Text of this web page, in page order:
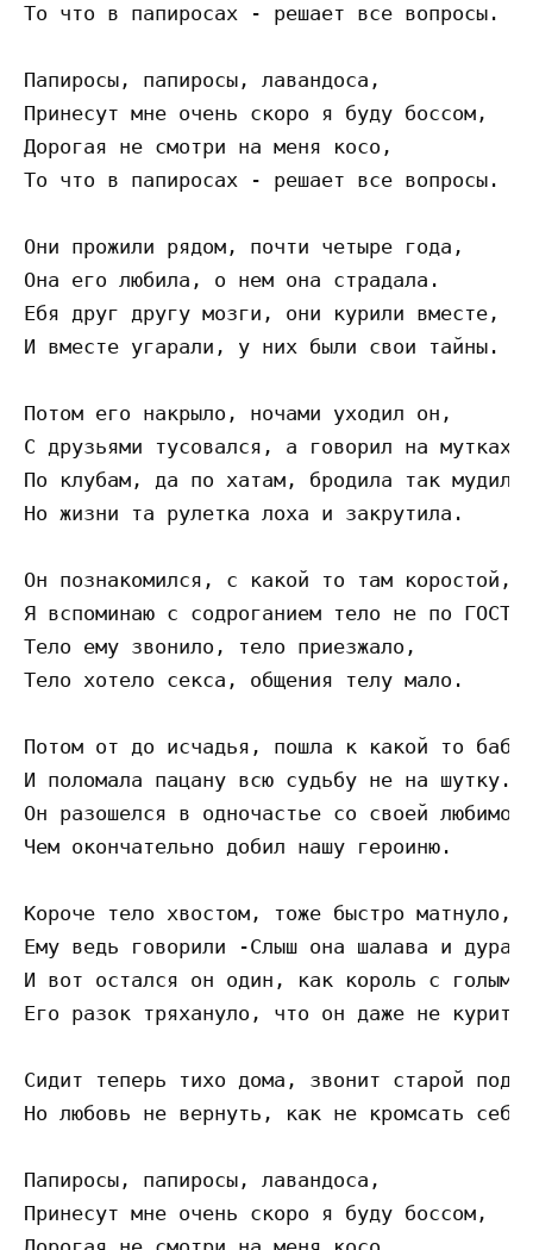
То что в папиросах - решает все вопросы.
Папиросы, папиросы, лавандоса,
Принесут мне очень скоро я буду боссом,
Дорогая не смотри на меня косо,
То что в папиросах - решает все вопросы.
Они прожили рядом, почти четыре года,
Она его любила, о нем она страдала.
Ебя друг другу мозги, они курили вместе,
И вместе угарали, у них были свои тайны.
Потом его накрыло, ночами уходил он,
С друзьями тусовался, а говорил на
По клубам, да по хатам, бродила так
Но жизни та рулетка лоха и закрутила.
Он познакомился, с какой то там коростой,
Я вспоминаю с содроганием тело не по
Тело ему звонило, тело приезжало,
Тело хотело секса, общения телу мало.
Потом от до исчадья, пошла к какой то
И поломала пацану всю судьбу не на шутку.
Он разошелся в одночастье со своей
Чем окончательно добил нашу героиню.
Короче тело хвостом, тоже быстро матнуло,
Ему ведь говорили -Слыш она шалава и
И вот остался он один, как король с голым
Его разок тряхануло, что он даже не
Сидит теперь тихо дома, звонит старой
Но любовь не вернуть, как не кромсать
Папиросы, папиросы, лавандоса,
Принесут мне очень скоро я буду боссом,